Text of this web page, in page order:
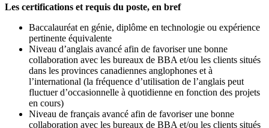
Les certifications et requis du poste, en bref
Baccalauréat en génie, diplôme en technologie ou expérience
pertinente équivalente
Niveau d’anglais avancé afin de favoriser une bonne
collaboration avec les bureaux de BBA et/ou les clients situés
dans les provinces canadiennes anglophones et à
l’international (la fréquence d’utilisation de l’anglais peut
fluctuer d’occasionnelle à quotidienne en fonction des projets
en cours)
Niveau de français avancé afin de favoriser une bonne
collaboration avec les bureaux de BBA et/ou les clients situés